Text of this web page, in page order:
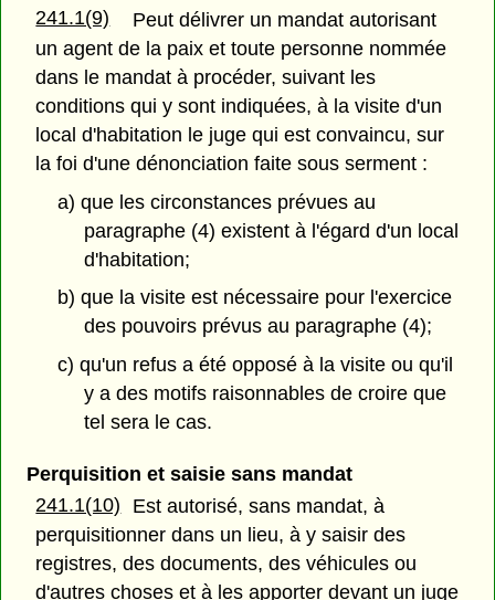
241.1(9)
Peut délivrer un mandat autorisant
un agent de la paix et toute personne nommée
dans le mandat à procéder, suivant les
conditions qui y sont indiquées, à la visite d'un
local d'habitation le juge qui est convaincu, sur
la foi d'une dénonciation faite sous serment :
a) que les circonstances prévues au
paragraphe (4) existent à l'égard d'un local
d'habitation;
b) que la visite est nécessaire pour l'exercice
des pouvoirs prévus au paragraphe (4);
c) qu'un refus a été opposé à la visite ou qu'il
y a des motifs raisonnables de croire que
tel sera le cas.
Perquisition et saisie sans mandat
241.1(10)
Est autorisé, sans mandat, à
perquisitionner dans un lieu, à y saisir des
registres, des documents, des véhicules ou
d'autres choses et à les apporter devant un juge